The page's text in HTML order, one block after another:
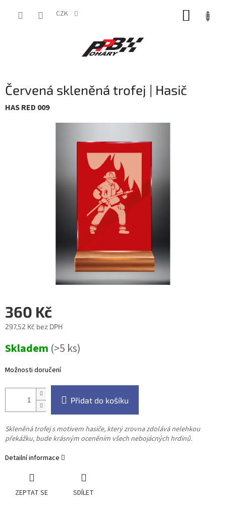
CZK
Červená skleněná trofej | Hasič
HAS RED 009
360 Kč
297,52 Kč bez DPH
cena:
Skladem (>5 ks)
Možnosti doručení
Přidat do košíku
Skleněná trofej s motivem hasiče, který zrovna zdolává nelehkou
překážku, bude krásným oceněním všech nebojácných hrdinů.
Detailní informace
ZEPTAT SE SDÍLET